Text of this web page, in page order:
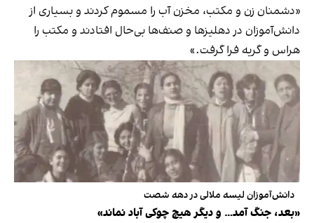
«دشمنان زن و مکتب، مخزن آب را مسموم کردند و بسیاری از
دانش‌آموزان در دهلیزها و صنف‌ها بی‌حال افتادند و مکتب را
هراس و گریه فرا گرفت.»
دانش‌آموزان لیسه ملالی در دهه شصت
«بعد، جنگ آمد… و دیگر هیچ چوکی آباد نماند»